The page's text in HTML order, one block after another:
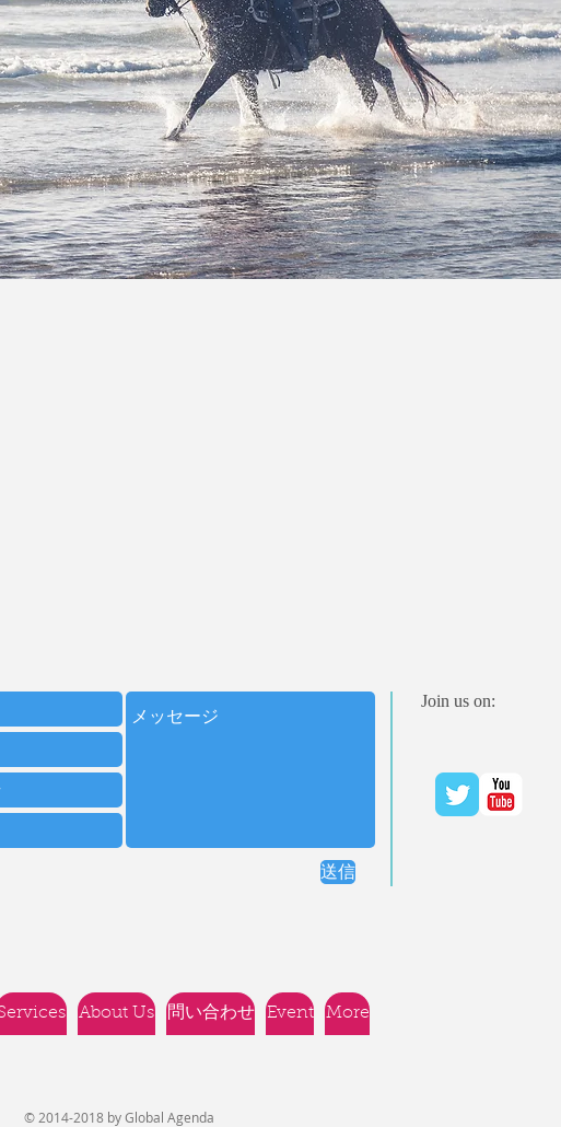
送信
Join us on:
About Us 問い合わせ Event More
© 2014-2018 by Global Agenda